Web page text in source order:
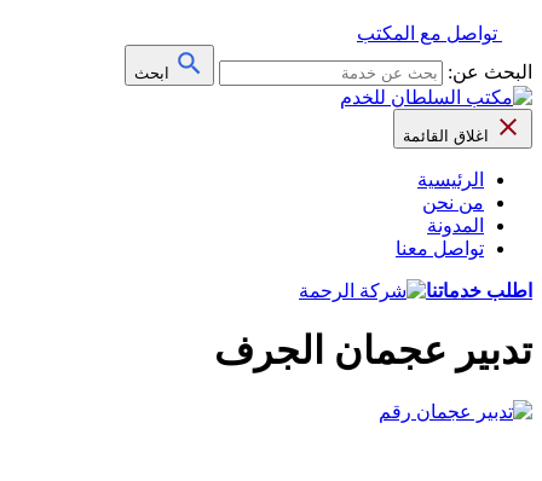
تواصل مع المكتب
البحث عن:
ابحث
اغلاق القائمة
الرئيسية
من نحن
المدونة
تواصل معنا
اطلب خدماتنا
تدبير عجمان الجرف